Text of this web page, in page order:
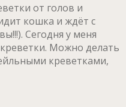
от голов и
кошка и ждёт с
Сегодня у меня
Можно делать
креветками,